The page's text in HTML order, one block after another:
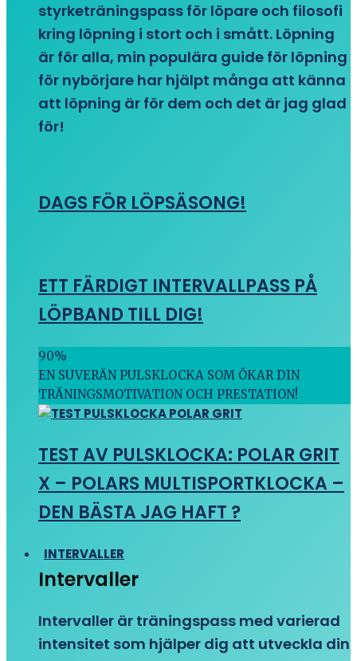
styrketräningspass för löpare och filosofi
kring löpning i stort och i smått. Löpning
är för alla, min populära guide för löpning
för nybörjare har hjälpt många att känna
att löpning är för dem och det är jag glad
för!
DAGS FÖR LÖPSÄSONG!
ETT FÄRDIGT INTERVALLPASS PÅ
LÖPBAND TILL DIG!
90%
EN SUVERÄN PULSKLOCKA SOM ÖKAR DIN
TRÄNINGSMOTIVATION OCH PRESTATION!
TEST AV PULSKLOCKA: POLAR GRIT
X – POLARS MULTISPORTKLOCKA –
DEN BÄSTA JAG HAFT ?
INTERVALLER
Intervaller
Intervaller är träningspass med varierad
intensitet som hjälper dig att utveckla din